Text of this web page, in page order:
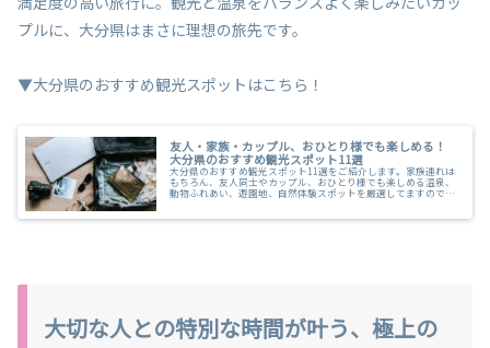
プルに、大分県はまさに理想の旅先です。
▼大分県のおすすめ観光スポットはこちら！
友人・家族・カップル、おひとり様でも楽しめる！
大分県のおすすめ観光スポット11選
大分県のおすすめ観光スポット11選をご紹介します。家族連れは
もちろん、友人同士やカップル、おひとり様でも楽しめる温泉、
動物ふれあい、遊園地、自然体験スポットを厳選してますので、
大切な人との特別な時間が叶う、極上の